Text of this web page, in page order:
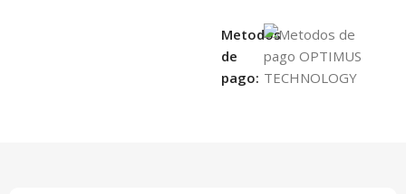
Metodos
de
pago: